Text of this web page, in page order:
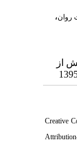
روان،
پیش از
Creative